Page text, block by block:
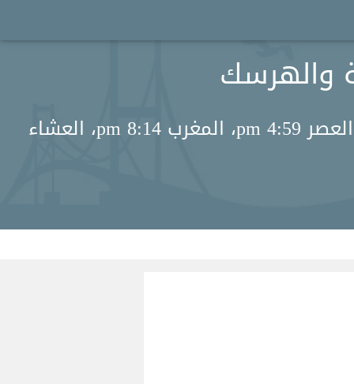
مواقيت الصلاة اليوم في Cazin، البوسنة والهرسك: الفجر 3:45 am، الظهر 1:02 pm، العصر 4:59 pm، المغرب 8:14 pm، العشاء